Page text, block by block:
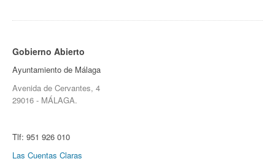
Gobierno Abierto
Ayuntamiento de Málaga
Avenida de Cervantes, 4
29016 - MÁLAGA.
Tlf: 951 926 010
Las Cuentas Claras